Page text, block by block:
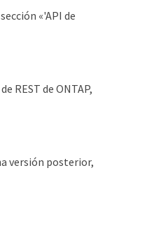
«'API de
REST de ONTAP,
versión posterior,